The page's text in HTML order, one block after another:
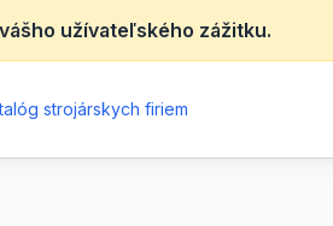
užívateľského zážitku.
strojárskych firiem